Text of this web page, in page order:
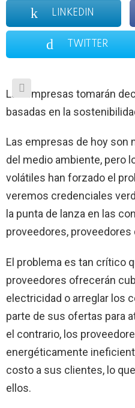
LINKEDIN
TWITTER
Las empresas tomarán
basadas en la
Las empresas de hoy
del medio ambiente, pero
volátiles han forzado el
veremos credenciales
la punta de lanza en las
proveedores,
El problema es tan crítico
proveedores ofrecerán
electricidad o arreglar los
parte de sus ofertas para
el contrario, los
energéticamente
costo a sus clientes, lo
ellos.